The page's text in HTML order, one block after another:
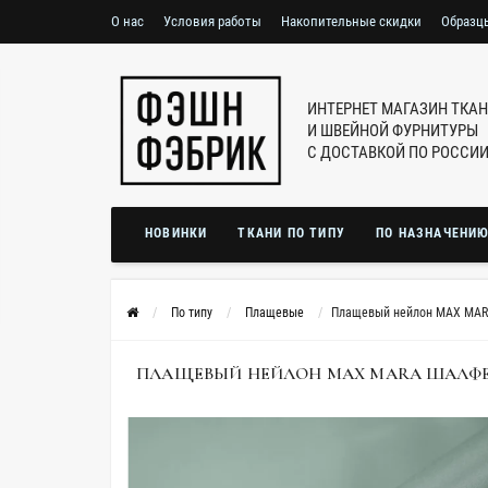
О нас Условия работы Накопительные скидки
ИНТЕРНЕТ МАГАЗИН
И ШВЕЙНОЙ ФУРНИТУРЫ
С ДОСТАВКОЙ ПО РОССИИ
НОВИНКИ ТКАНИ ПО ТИПУ ПО
По типу Плащевые Плащевый нейлон MAX
ПЛАЩЕВЫЙ НЕЙЛОН MAX MARA ШАЛФЕЙ